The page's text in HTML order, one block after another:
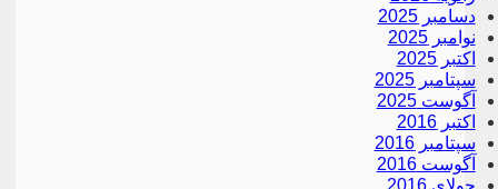
دسامبر 2025
نوامبر 2025
اکتبر 2025
سپتامبر 2025
آگوست 2025
اکتبر 2016
سپتامبر 2016
آگوست 2016
جولای 2016